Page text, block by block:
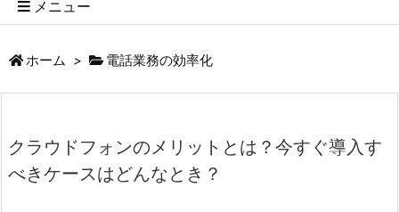
メニュー
ホーム > 電話業務の効率化
クラウドフォンのメリットとは？今すぐ導入す
べきケースはどんなとき？